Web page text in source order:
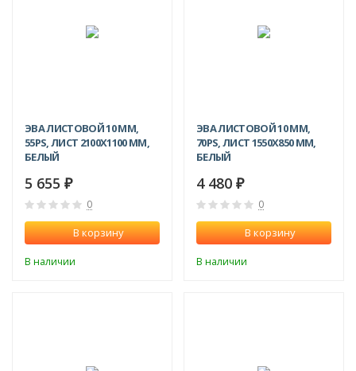
ЭВА ЛИСТОВОЙ 10 ММ,
55PS, ЛИСТ 2100Х1100 ММ,
БЕЛЫЙ
5 655 ₽
0
В корзину
В наличии
ЭВА ЛИСТОВОЙ 10 ММ,
70PS, ЛИСТ 1550Х850 ММ,
БЕЛЫЙ
4 480 ₽
0
В корзину
В наличии